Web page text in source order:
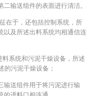
输送组件的表面进行清洁。
在于，还包括控制系统，所
以及所述出料系统均相通信连
系统和污泥干燥设备，所述
的污泥干燥设备；
输送组件用于将污泥进行输